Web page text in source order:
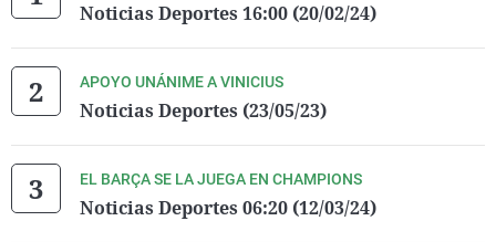
Noticias Deportes 16:00 (20/02/24)
APOYO UNÁNIME A VINICIUS
Noticias Deportes (23/05/23)
EL BARÇA SE LA JUEGA EN CHAMPIONS
Noticias Deportes 06:20 (12/03/24)